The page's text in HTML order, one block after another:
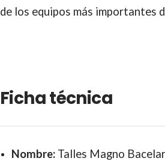
de los equipos más importantes
Ficha técnica
Nombre:Talles Magno